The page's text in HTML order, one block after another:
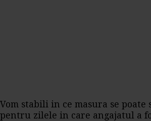
Vom stabili in ce masura se poate
pentru zilele in care angajatul a